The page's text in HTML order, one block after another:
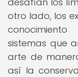
otro lado, los
sistemas que
arte de
así la